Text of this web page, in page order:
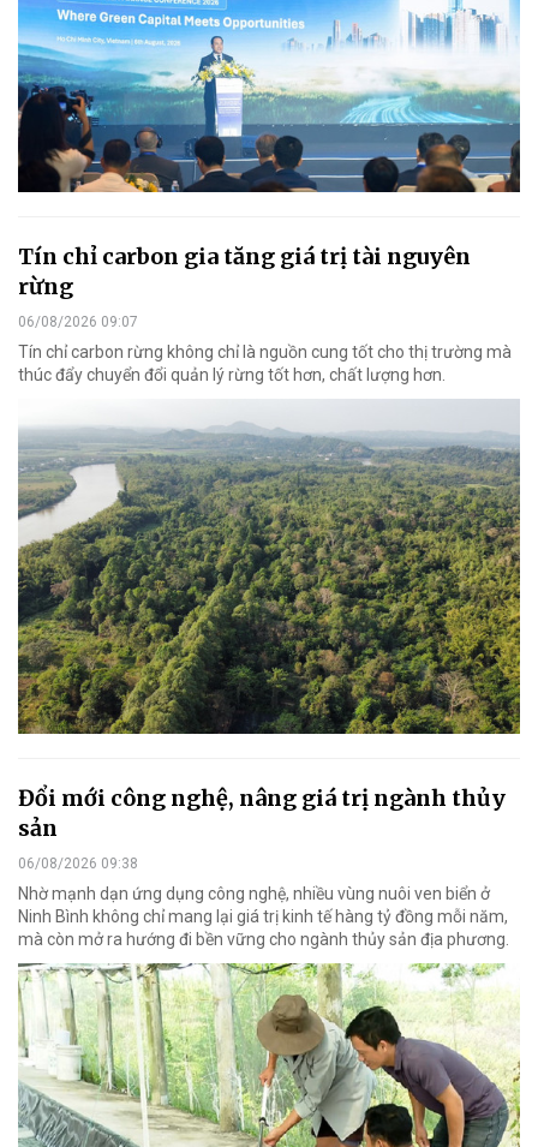
Tín chỉ carbon gia tăng giá trị tài nguyên
rừng
06/08/2026 09:07
Tín chỉ carbon rừng không chỉ là nguồn cung tốt cho thị trường mà
thúc đẩy chuyển đổi quản lý rừng tốt hơn, chất lượng hơn.
Đổi mới công nghệ, nâng giá trị ngành thủy
sản
06/08/2026 09:38
Nhờ mạnh dạn ứng dụng công nghệ, nhiều vùng nuôi ven biển ở
Ninh Bình không chỉ mang lại giá trị kinh tế hàng tỷ đồng mỗi năm,
mà còn mở ra hướng đi bền vững cho ngành thủy sản địa phương.